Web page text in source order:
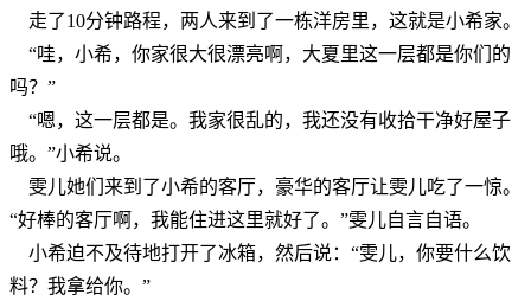
走了10分钟路程，两人来到了一栋洋房里，这就是小希家。
“哇，小希，你家很大很漂亮啊，大夏里这一层都是你们的
吗？”
“嗯，这一层都是。我家很乱的，我还没有收拾干净好屋子
哦。”小希说。
雯儿她们来到了小希的客厅，豪华的客厅让雯儿吃了一惊。
“好棒的客厅啊，我能住进这里就好了。”雯儿自言自语。
小希迫不及待地打开了冰箱，然后说：“雯儿，你要什么饮
料？我拿给你。”